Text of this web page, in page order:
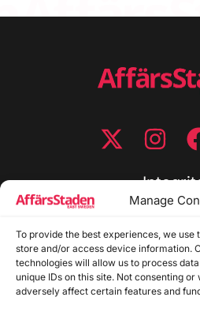
Manage
To provide the best experiences, we use
store and/or access device information.
technologies will allow us to process
unique IDs on this site. Not consenting
adversely affect certain features and
Redaktionell